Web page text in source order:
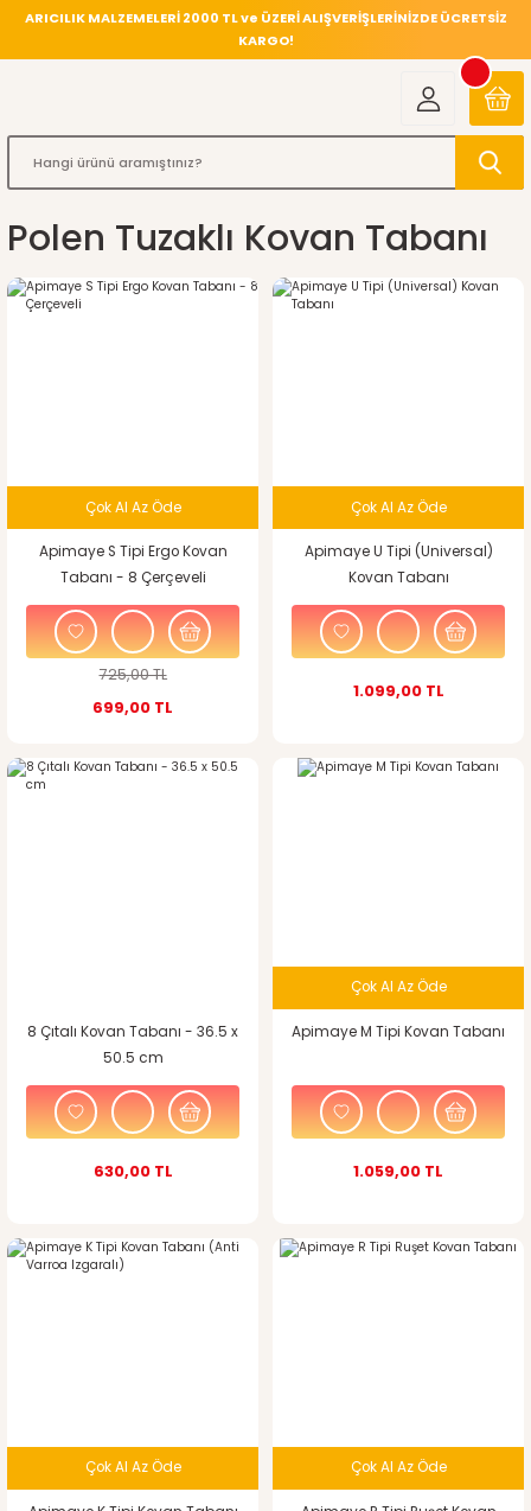
ARICILIK MALZEMELERİ 2000 TL ve ÜZERİ ALIŞVERİŞLERİNİZDE ÜCRETSİZ
KARGO!
Polen Tuzaklı Kovan Tabanı
%4
Çok Al Az Öde
Apimaye S Tipi Ergo Kovan
Tabanı - 8 Çerçeveli
725,00 TL
699,00 TL
Çok Al Az Öde
Apimaye U Tipi (Universal)
Kovan Tabanı
1.099,00 TL
8 Çıtalı Kovan Tabanı - 36.5 x
50.5 cm
630,00 TL
Çok Al Az Öde
Apimaye M Tipi Kovan Tabanı
1.059,00 TL
Çok Al Az Öde Çok Al Az Öde